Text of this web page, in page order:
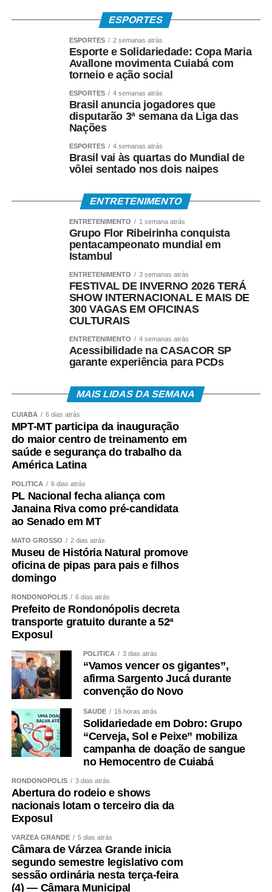
Para servidores públicos
(Pasep)
O Banco do Brasil faz o pagamento por:
• Transferência via TED ou Pix;
correntista e não possui chave Pix.
Os trabalhadores podem verificar informações sobre
valor, data e habilitação pelos seguintes canais:
• Aplicativo Carteira de Trabalho Digital;
• Portal Gov.br;
• Telefone 158 (Ministério do Trabalho);
• Aplicativos Caixa Tem e Benefícios Sociais Caixa;
• Atendimento Caixa ao Cidadão: 0800-726-0207.
A expectativa é que, em 2026, cerca de 22,2 milhões
de trabalhadores recebam o abono salarial.
COMENTE ABAIXO:
WhatsApp
Facebook
Twitter
Messenger
LinkedIn
Share
ESPORTES
ESPORTES 2 semanas atrás
Esporte e Solidariedade: Copa Maria
Avallone movimenta Cuiabá com
torneio e ação social
ESPORTES 4 semanas atrás
Brasil anuncia jogadores que
disputarão 3ª semana da Liga das
Nações
ESPORTES 4 semanas atrás
Brasil vai às quartas do Mundial de
vôlei sentado nos dois naipes
ENTRETENIMENTO
ENTRETENIMENTO 1 semana atrás
Grupo Flor Ribeirinha conquista
pentacampeonato mundial em
Istambul
ENTRETENIMENTO 3 semanas atrás
FESTIVAL DE INVERNO 2026 TERÁ
SHOW INTERNACIONAL E MAIS DE
300 VAGAS EM OFICINAS
CULTURAIS
ENTRETENIMENTO 4 semanas atrás
Acessibilidade na CASACOR SP
garante experiência para PCDs
MAIS LIDAS DA SEMANA
CUIABÁ 6 dias atrás
MPT-MT participa da inauguração
do maior centro de treinamento em
saúde e segurança do trabalho da
América Latina
POLÍTICA 6 dias atrás
PL Nacional fecha aliança com
Janaina Riva como pré-candidata
ao Senado em MT
MATO GROSSO 2 dias atrás
Museu de História Natural promove
oficina de pipas para pais e filhos
domingo
RONDONÓPOLIS 6 dias atrás
Prefeito de Rondonópolis decreta
transporte gratuito durante a 52ª
Exposul
POLÍTICA 3 dias atrás
“Vamos vencer os gigantes”,
afirma Sargento Jucá durante
convenção do Novo
SAÚDE 16 horas atrás
Solidariedade em Dobro: Grupo
“Cerveja, Sol e Peixe” mobiliza
campanha de doação de sangue
no Hemocentro de Cuiabá
RONDONÓPOLIS 3 dias atrás
Abertura do rodeio e shows
nacionais lotam o terceiro dia da
Exposul
VÁRZEA GRANDE 5 dias atrás
Câmara de Várzea Grande inicia
segundo semestre legislativo com
sessão ordinária nesta terça-feira
(4) — Câmara Municipal